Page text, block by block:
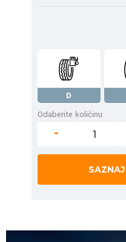
D
Odaberite količinu
-